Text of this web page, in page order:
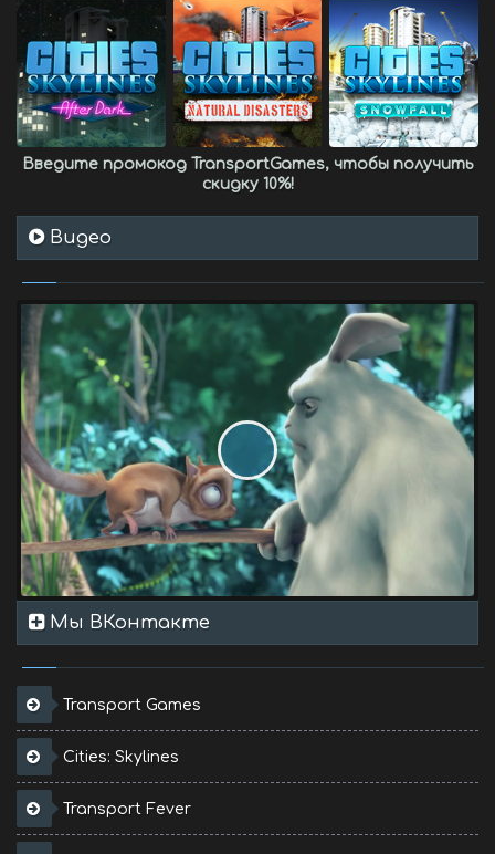
Введите промокод TransportGames, чтобы получить
скидку 10%!
Видео
Мы ВКонтакте
Transport Games
Cities: Skylines
Transport Fever